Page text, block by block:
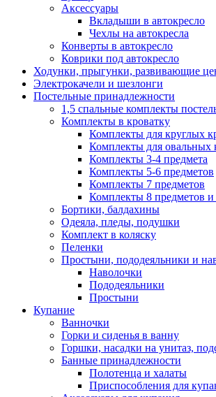
Аксессуары
Вкладыши в автокресло
Чехлы на автокресла
Конверты в автокресло
Коврики под автокресло
Ходунки, прыгунки, развивающие
Электрокачели и шезлонги
Постельные принадлежности
1,5 спальные комплекты
Комплекты в кроватку
Комплекты для круглых
Комплекты для овальных
Комплекты 3-4 предмета
Комплекты 5-6 предметов
Комплекты 7 предметов
Комплекты 8 предметов и
Бортики, балдахины
Одеяла, пледы, подушки
Комплект в коляску
Пеленки
Простыни, пододеяльники и
Наволочки
Пододеяльники
Простыни
Купание
Ванночки
Горки и сиденья в ванну
Горшки, насадки на унитаз,
Банные принадлежности
Полотенца и халаты
Приспособления для